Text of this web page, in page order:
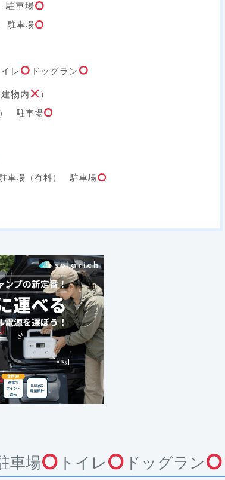
駐車場
駐車場
イレ ドッグラン
建物内 ）
） 駐車場
車場（有料） 駐車場
車場 トイレ ドッグラン